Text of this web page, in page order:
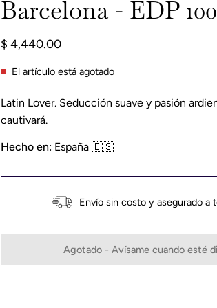
Barcelona - EDP
$ 4,440.00
El artículo está agotado
Latin Lover. Seducción suave y pasión
cautivará.
Hecho en: España 🇪🇸
Envío sin costo y asegurado a
Agotado - Avísame cuando esté